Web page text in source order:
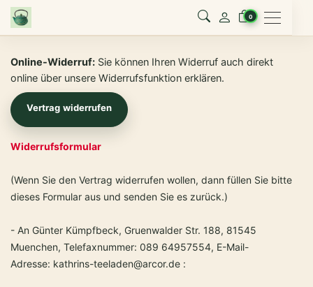
0 Menu
Online-Widerruf: Sie können Ihren Widerruf auch direkt
online über unsere Widerrufsfunktion erklären.
Vertrag widerrufen
Widerrufsformular
(Wenn Sie den Vertrag widerrufen wollen, dann füllen Sie bitte
dieses Formular aus und senden Sie es zurück.)
- An Günter Kümpfbeck, Gruenwalder Str. 188, 81545
Muenchen, Telefaxnummer: 089 64957554, E-Mail-
Adresse: kathrins-teeladen@arcor.de :